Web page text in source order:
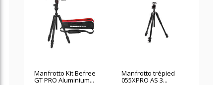
Manfrotto Kit Befree
GT PRO Aluminium...
Manfrotto trépied
055XPRO AS 3...